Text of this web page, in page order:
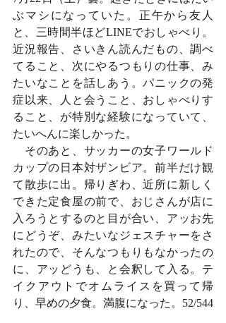
ぶマシになっていた。正午から友人
と、三時間半ほどLINEでおしゃべり。
近況報告、さいきん読んだもの、調べ
てること、次にやるつもりの仕事、み
たいなことを話しあう。パニックの発
症以来、人と会うこと、おしゃべりす
ること、が特別な経験になっていて、
たいへんに楽しかった。
そのあと、サッカーの女子ワールド
カップの日本対ザンビア。前半だけ観
て散歩に出。帰りぎわ、近所に新しく
できた定食屋の前で、おじさんが店に
入ろうとするのと目が合い、アッお先
にどうぞ、みたいなジェスチャーをさ
れたので、そんなつもりもなかったの
に、アッどうも、と会釈して入る。テ
イクアウトでオムライスを買って帰
り、早めの夕食。満腹になった。52/544